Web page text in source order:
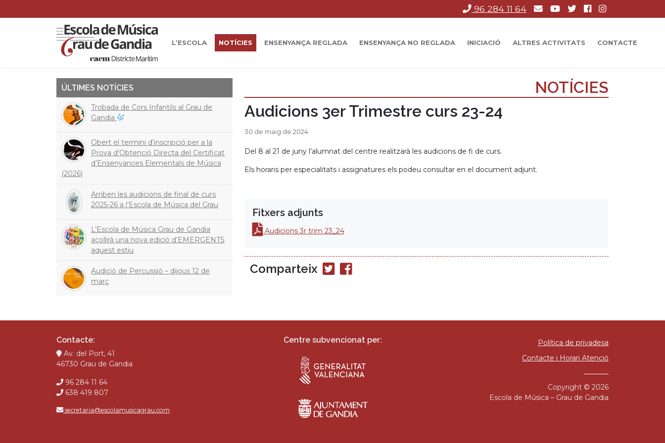
96 284 11 64
L’ESCOLA NOTÍCIES ENSENYANÇA REGLADA ENSENYANÇA NO REGLADA INICIACIÓ ALTRES ACTIVITATS CONTACTE
NOTÍCIES
Audicions 3er Trimestre curs 23-24
30 de maig de 2024
Del 8 al 21 de juny l’alumnat del centre realitzarà les audicions de fi de curs.
Els horaris per especialitats i assignatures els podeu consultar en el document adjunt.
Fitxers adjunts
Audicions 3r trim 23_24
Comparteix
Compartir
en
Compartir
en
ÚLTIMES NOTÍCIES
Trobada de Cors Infantils al Grau de
Gandia
Obert el termini d’inscripció per a la
Prova d’Obtenció Directa del Certificat
d’Ensenyances Elementals de Música
(2026)
Arriben les audicions de final de curs
2025-26 a l’Escola de Música del Grau
L’Escola de Música Grau de Gandia
acollirà una nova edició d’EMERGENTS
aquest estiu
Audició de Percussió – dijous 12 de
març
Contacte:
Av. del Port, 41
46730 Grau de Gandia
96 284 11 64
638 419 807
secretaria@escolamusicagrau.com
Centre subvencionat per:
Política de privadesa
Contacte i Horari Atenció
Copyright © 2026
Escola de Música – Grau de Gandia